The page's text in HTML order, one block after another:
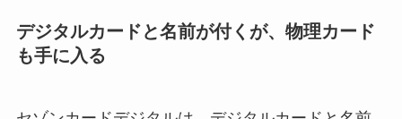
デジタルカードと名前が付くが、物理カード
も手に入る